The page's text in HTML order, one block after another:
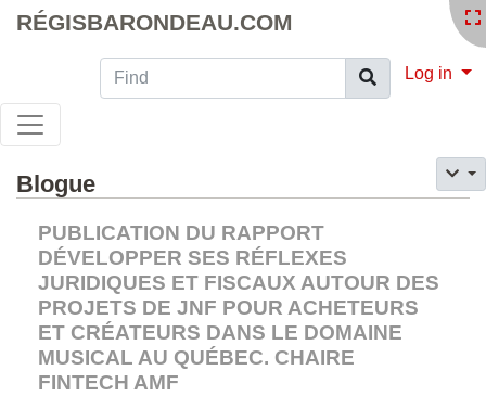
RÉGISBARONDEAU.COM
Find Log in
Blogue
PUBLICATION DU RAPPORT
DÉVELOPPER SES RÉFLEXES
JURIDIQUES ET FISCAUX AUTOUR DES
PROJETS DE JNF POUR ACHETEURS
ET CRÉATEURS DANS LE DOMAINE
MUSICAL AU QUÉBEC. CHAIRE
FINTECH AMF